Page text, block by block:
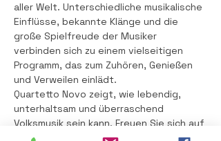
aller Welt. Unterschiedliche musikalische
Einflüsse, bekannte Klänge und die
große Spielfreude der Musiker
verbinden sich zu einem vielseitigen
Programm, das zum Zuhören, Genießen
und Verweilen einlädt.
Quartetto Novo zeigt, wie lebendig,
unterhaltsam und überraschend
Volksmusik sein kann. Freuen Sie sich auf
einen stimmungsvollen Abend, gute